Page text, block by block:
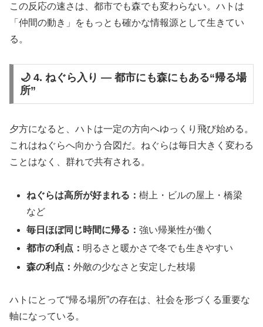
この反応の速さは、都市でも森でも変わらない。ハトは
「仲間の動き」をもっとも確かな情報源として生きてい
る。
🌙 4. ねぐら入り ― 都市にも森にもある“帰る場
所”
夕方になると、ハトは一定の方向へゆっくり飛び始める。
これはねぐらへ向かう合図だ。ねぐらは毎日大きく変わる
ことはなく、群れで共有される。
ねぐらは高所が好まれる：樹上・ビルの屋上・橋梁
など
毎日ほぼ同じ時間に帰る：強い帰巣性が働く
都市の利点： 明るさと暖かさで冬でも生きやすい
森の利点：外敵の少なさと安定した枝場
ハトにとって“帰る場所”の存在は、社会を形づくる重要な
軸になっている。